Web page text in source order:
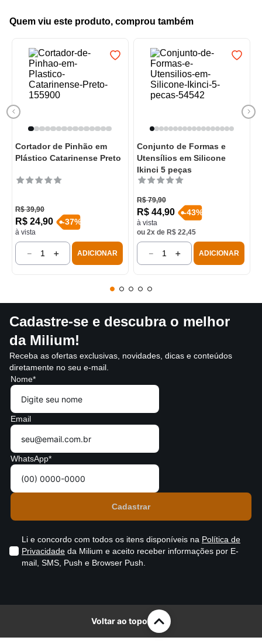
Quem viu este produto, comprou também
Cortador de Pinhão em
Plástico Catarinense Preto
R$ 39,90
R$ 24,90
à vista
-37%
＋
－ ADICIONAR
Conjunto de Formas e
Utensílios em Silicone
Ikinci 5 peças
R$ 79,90
R$ 44,90
à vista
-43%
ou 2x de R$ 22,45
＋
－ ADICIONAR
Cadastre-se e descubra o melhor
da Milium!
Receba as ofertas exclusivas, novidades, dicas e conteúdos
diretamente no seu e-mail.
Nome*
Email
WhatsApp*
Li e concordo com todos os itens disponíveis na Política de
Privacidade da Milium e aceito receber informações por E-
mail, SMS, Push e Browser Push.
Voltar ao topo